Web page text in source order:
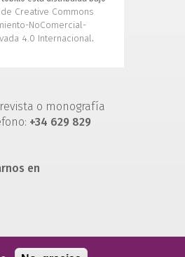
Creative Commons
NoComercial-
4.0 Internacional.
o monografía
+34 629 829
en